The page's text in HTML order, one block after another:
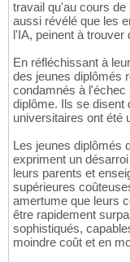
travail qu'au cours
aussi révélé que les
l'IA, peinent à trouver
En réfléchissant à
des jeunes diplômés
condamnés à l'échec
diplôme. Ils se disent
universitaires ont été
Les jeunes diplômés
expriment un
leurs parents et
supérieures
amertume que leurs
être rapidement
sophistiqués,
moindre coût et en